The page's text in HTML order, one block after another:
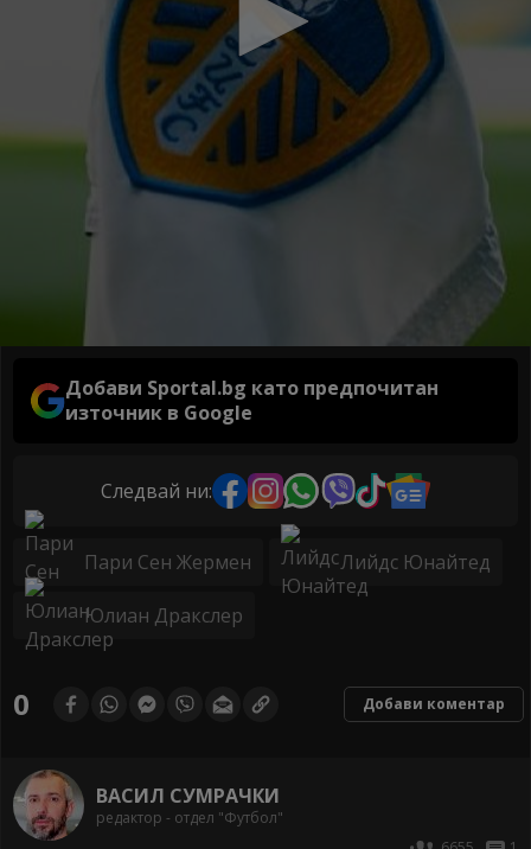
Добави Sportal.bg като предпочитан
източник в Google
Следвай ни:
Пари Сен Жермен Лийдс Юнайтед
Юлиан Дракслер
0 Добави коментар
ВАСИЛ СУМРАЧКИ
редактор - отдел "Футбол"